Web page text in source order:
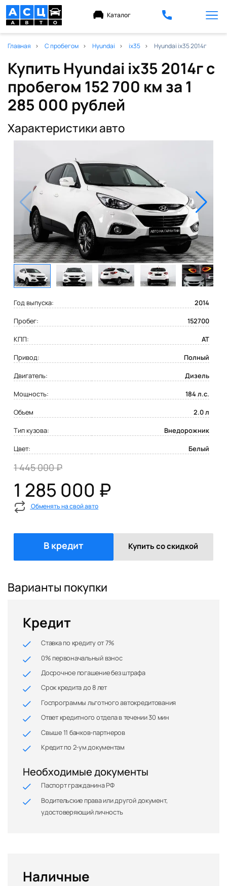
Каталог
Главная С пробегом Hyundai ix35 Hyundai ix35 2014г
Купить Hyundai ix35 2014г с
пробегом 152 700 км за 1
285 000 рублей
Характеристики авто
Год выпуска:
2014
Пробег:
152700
КПП:
AT
Привод:
Полный
Двигатель:
Дизель
Мощность:
184 л.с.
Объем
2.0 л
Тип кузова:
Внедорожник
Цвет:
Белый
1 445 000 ₽
1 285 000 ₽
Обменять на свой авто
В кредит Купить со скидкой
Варианты покупки
Кредит
Ставка по кредиту от 7%
0% первоначальный взнос
Досрочное погашение без штрафа
Срок кредита до 8 лет
Госпрограммы льготного автокредитования
Ответ кредитного отдела в течении 30 мин
Свыше 11 банков-партнеров
Кредит по 2-ум документам
Необходимые документы
Паспорт гражданина РФ
Водительские права или другой документ,
удостоверяющий личность
Наличные